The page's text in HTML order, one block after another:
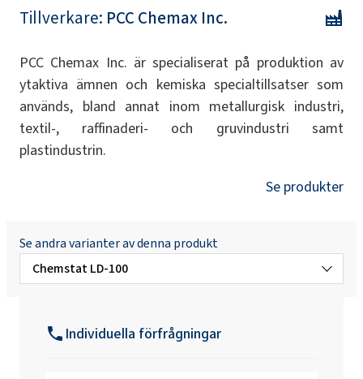
Tillverkare: PCC Chemax Inc.
PCC Chemax Inc. är specialiserat på produktion av
ytaktiva ämnen och kemiska specialtillsatser som
används, bland annat inom metallurgisk industri,
textil-, raffinaderi- och gruvindustri samt
plastindustrin.
Se produkter
Se andra varianter av denna produkt
Chemstat LD-100
Individuella förfrågningar